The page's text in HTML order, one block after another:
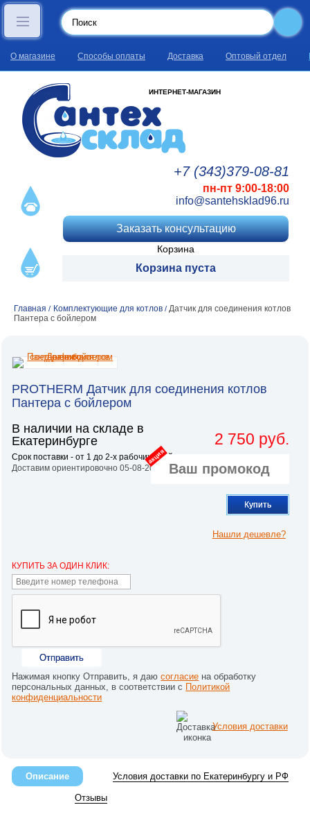
О магазине Способы оплаты Доставка Оптовый отдел
ИНТЕРНЕТ-МАГАЗИН
+7 (343)379-08-81
пн-пт 9:00-18:00
info@santehsklad96.ru
Заказать консультацию
Корзина
Корзина пуста
Главная / Комплектующие для котлов / Датчик для соединения котлов
Пантера с бойлером
PROTHERM Датчик для соединения котлов
Пантера с бойлером
В наличии на складе в
Екатеринбурге
Срок поставки - от 1 до 2-х рабочих дней.
Доставим ориентировочно 05-08-2026
2 750 руб.
акция
Купить
Нашли дешевле?
КУПИТЬ ЗА ОДИН КЛИК:
Отправить
Нажимая кнопку Отправить, я даюсогласие на обработку
персональных данных, в соответствии с Политикой
конфиденциальности
Условия доставки
Описание Условия доставки по Екатеринбургу и РФ
Отзывы